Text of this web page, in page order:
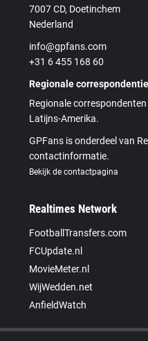
7007 CD, Doetinchem
Nederland
info@gpfans.com
+31 6 455 168 60
Regionale correspondentie
Regionale
Latijns-Amerika.
GPFans is onderdeel van
contactinformatie.
Bekijk de contactpagina
Realtimes Network
FootballTransfers.com
FCUpdate.nl
MovieMeter.nl
WijWedden.net
AnfieldWatch